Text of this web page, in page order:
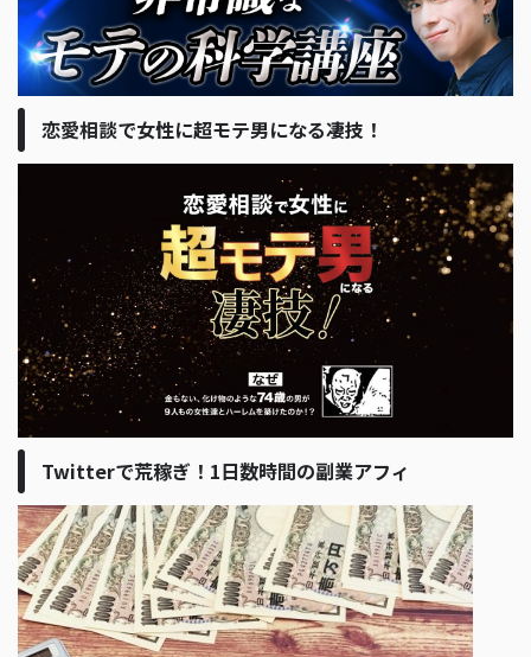
恋愛相談で女性に超モテ男になる凄技！
Twitterで荒稼ぎ！1日数時間の副業アフィ